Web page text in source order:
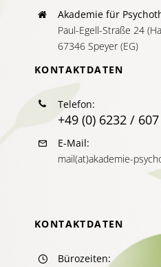
Akademie für
Paul-Egell-Straße 24
67346 Speyer (EG)
KONTAKTDATEN
Telefon:
+49 (0) 6232 /
E-Mail:
mail(at)akademie-
KONTAKTDATEN
Bürozeiten: